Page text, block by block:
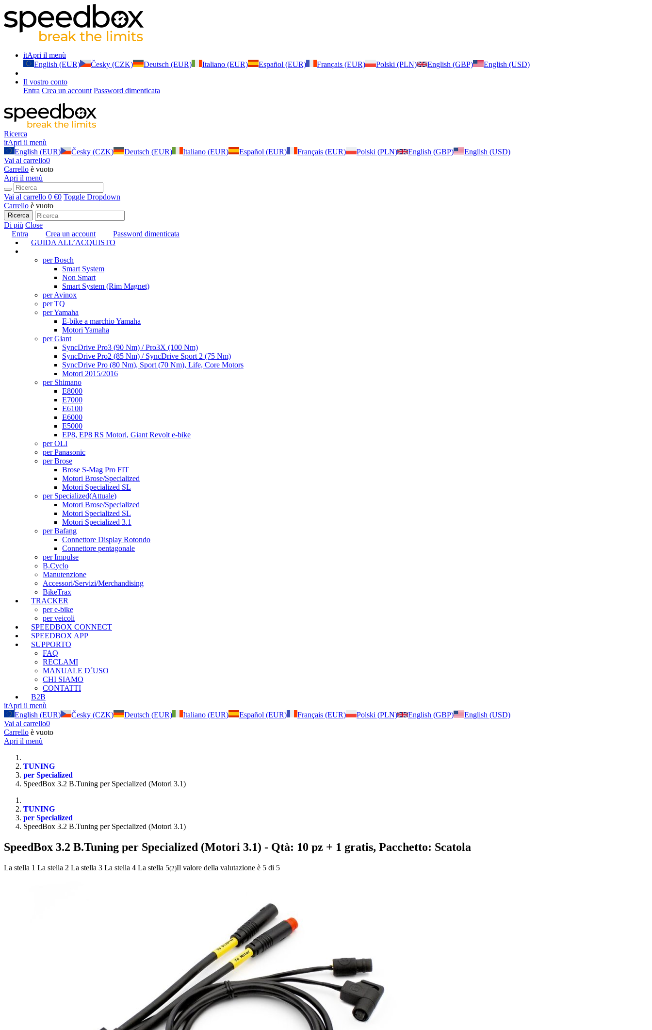
itApri il menù
English (EUR)
Česky (CZK) Deutsch (EUR) Italiano (EUR) Español (EUR) Français (EUR) Polski (PLN) English (GBP) English (USD)
Il vostro conto
Entra Crea un account Password dimenticata
Ricerca
itApri il menù
English (EUR)
Česky (CZK) Deutsch (EUR) Italiano (EUR) Español (EUR) Français (EUR) Polski (PLN) English (GBP)
English (USD)
Vai al carrello0
Carrello è vuoto
Apri il menù
Vai al carrello 0 €0 Toggle Dropdown
Carrello è vuoto
Ricerca
Di più Close
Entra
Crea un account
Password dimenticata
GUIDA ALL’ACQUISTO
per Bosch
Smart System
Non Smart
Smart System (Rim Magnet)
per Avinox
per TQ
per Yamaha
E-bike a marchio Yamaha
Motori Yamaha
per Giant
SyncDrive Pro3 (90 Nm) / Pro3X (100 Nm)
SyncDrive Pro2 (85 Nm) / SyncDrive Sport 2 (75 Nm)
SyncDrive Pro (80 Nm), Sport (70 Nm), Life, Core Motors
Motori 2015/2016
per Shimano
E8000
E7000
E6100
E6000
E5000
EP8, EP8 RS Motori, Giant Revolt e-bike
per OLI
per Panasonic
per Brose
Brose S-Mag Pro FIT
Motori Brose/Specialized
Motori Specialized SL
per Specialized(Attuale)
Motori Brose/Specialized
Motori Specialized SL
Motori Specialized 3.1
per Bafang
Connettore Display Rotondo
Connettore pentagonale
per Impulse
B.Cyclo
Manutenzione
Accessori/Servizi/Merchandising
BikeTrax
TRACKER
per e-bike
per veicoli
SPEEDBOX CONNECT
SPEEDBOX APP
SUPPORTO
FAQ
RECLAMI
MANUALE D´USO
CHI SIAMO
CONTATTI
B2B
itApri il menù
English (EUR)
Česky (CZK) Deutsch (EUR) Italiano (EUR) Español (EUR) Français (EUR) Polski (PLN) English (GBP)
English (USD)
Vai al carrello0
Carrello è vuoto
Apri il menù
TUNING
per Specialized
SpeedBox 3.2 B.Tuning per Specialized (Motori 3.1)
TUNING
per Specialized
SpeedBox 3.2 B.Tuning per Specialized (Motori 3.1)
SpeedBox 3.2 B.Tuning per Specialized (Motori 3.1) - Qtà: 10 pz + 1 gratis, Pacchetto: Scatola
La stella 1 La stella 2 La stella 3 La stella 4 La stella 5(2)Il valore della valutazione è 5 di 5